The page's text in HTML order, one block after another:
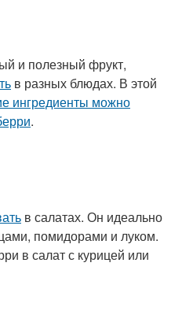
и полезный фрукт,
в разных блюдах. В этой
ингредиенты можно
.
в салатах. Он идеально
помидорами и луком.
в салат с курицей или